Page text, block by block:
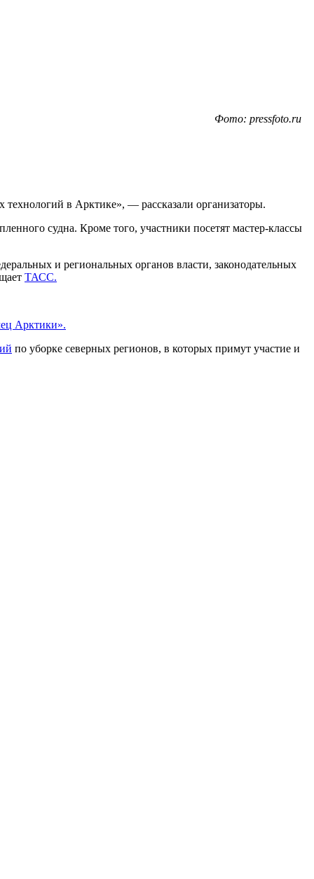
Фото: pressfoto.ru
технологий в Арктике», — рассказали организаторы.
судна. Кроме того, участники посетят мастер-классы
и региональных органов власти, законодательных
ТАСС.
Арктики».
по уборке северных регионов, в которых примут участие и